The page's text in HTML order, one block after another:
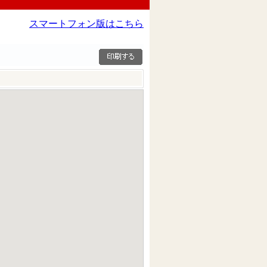
スマートフォン版はこちら